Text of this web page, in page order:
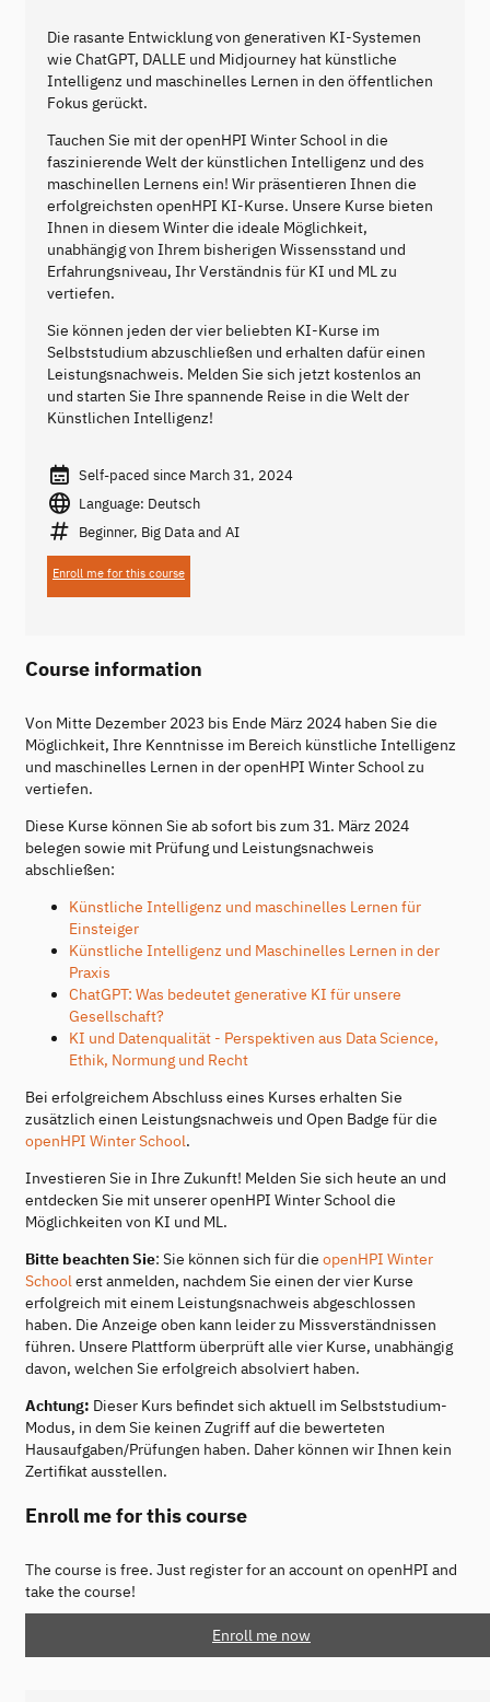
Die rasante Entwicklung von generativen KI-Systemen
wie ChatGPT, DALLE und Midjourney hat künstliche
Intelligenz und maschinelles Lernen in den öffentlichen
Fokus gerückt.
Tauchen Sie mit der openHPI Winter School in die
faszinierende Welt der künstlichen Intelligenz und des
maschinellen Lernens ein! Wir präsentieren Ihnen die
erfolgreichsten openHPI KI-Kurse. Unsere Kurse bieten
Ihnen in diesem Winter die ideale Möglichkeit,
unabhängig von Ihrem bisherigen Wissensstand und
Erfahrungsniveau, Ihr Verständnis für KI und ML zu
vertiefen.
Sie können jeden der vier beliebten KI-Kurse im
Selbststudium abzuschließen und erhalten dafür einen
Leistungsnachweis. Melden Sie sich jetzt kostenlos an
und starten Sie Ihre spannende Reise in die Welt der
Künstlichen Intelligenz!
Self-paced since March 31, 2024
Language: Deutsch
Beginner, Big Data and AI
Enroll me for this course
Course information
Von Mitte Dezember 2023 bis Ende März 2024 haben Sie die
Möglichkeit, Ihre Kenntnisse im Bereich künstliche Intelligenz
und maschinelles Lernen in der openHPI Winter School zu
vertiefen.
Diese Kurse können Sie ab sofort bis zum 31. März 2024
belegen sowie mit Prüfung und Leistungsnachweis
abschließen:
Künstliche Intelligenz und maschinelles Lernen für
Einsteiger
Künstliche Intelligenz und Maschinelles Lernen in der
Praxis
ChatGPT: Was bedeutet generative KI für unsere
Gesellschaft?
KI und Datenqualität - Perspektiven aus Data Science,
Ethik, Normung und Recht
Bei erfolgreichem Abschluss eines Kurses erhalten Sie
zusätzlich einen Leistungsnachweis und Open Badge für die
openHPI Winter School.
Investieren Sie in Ihre Zukunft! Melden Sie sich heute an und
entdecken Sie mit unserer openHPI Winter School die
Möglichkeiten von KI und ML.
Bitte beachten Sie: Sie können sich für die openHPI Winter
Schoolerst anmelden, nachdem Sie einen der vier Kurse
erfolgreich mit einem Leistungsnachweis abgeschlossen
haben. Die Anzeige oben kann leider zu Missverständnissen
führen. Unsere Plattform überprüft alle vier Kurse, unabhängig
davon, welchen Sie erfolgreich absolviert haben.
Achtung: Dieser Kurs befindet sich aktuell im Selbststudium-
Modus, in dem Sie keinen Zugriff auf die bewerteten
Hausaufgaben/Prüfungen haben. Daher können wir Ihnen kein
Zertifikat ausstellen.
Enroll me for this course
The course is free. Just register for an account on openHPI and
take the course!
Enroll me now